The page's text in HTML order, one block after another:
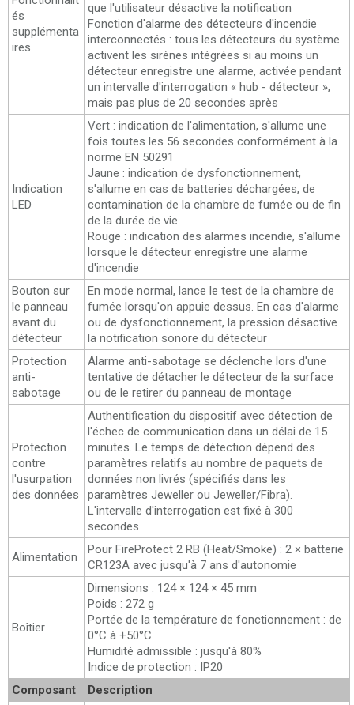
és
supplémenta
ires
que l'utilisateur désactive la notification
Fonction d'alarme des détecteurs d'incendie
interconnectés : tous les détecteurs du système
activent les sirènes intégrées si au moins un
détecteur enregistre une alarme, activée pendant
un intervalle d'interrogation « hub - détecteur »,
mais pas plus de 20 secondes après
Indication
LED
Vert : indication de l'alimentation, s'allume une
fois toutes les 56 secondes conformément à la
norme EN 50291
Jaune : indication de dysfonctionnement,
s'allume en cas de batteries déchargées, de
contamination de la chambre de fumée ou de fin
de la durée de vie
Rouge : indication des alarmes incendie, s'allume
lorsque le détecteur enregistre une alarme
d'incendie
Bouton sur
le panneau
avant du
détecteur
En mode normal, lance le test de la chambre de
fumée lorsqu'on appuie dessus. En cas d'alarme
ou de dysfonctionnement, la pression désactive
la notification sonore du détecteur
Protection
anti-
sabotage
Alarme anti-sabotage se déclenche lors d'une
tentative de détacher le détecteur de la surface
ou de le retirer du panneau de montage
Protection
contre
l'usurpation
des données
Authentification du dispositif avec détection de
l'échec de communication dans un délai de 15
minutes. Le temps de détection dépend des
paramètres relatifs au nombre de paquets de
données non livrés (spécifiés dans les
paramètres Jeweller ou Jeweller/Fibra).
L'intervalle d'interrogation est fixé à 300
secondes
Alimentation
Pour FireProtect 2 RB (Heat/Smoke) : 2 × batterie
CR123A avec jusqu'à 7 ans d'autonomie
Boîtier
Dimensions : 124 × 124 × 45 mm
Poids : 272 g
Portée de la température de fonctionnement : de
0°С à +50°С
Humidité admissible : jusqu'à 80%
Indice de protection : IP20
Composant
Description